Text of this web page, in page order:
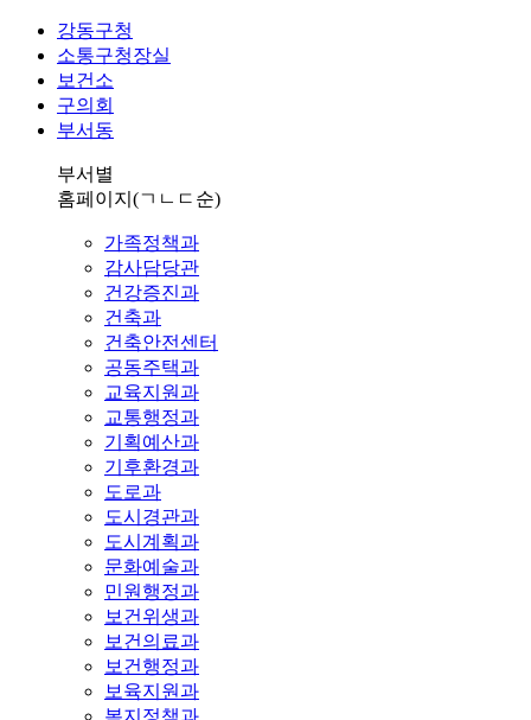
강동구청
소통구청장실
보건소
구의회
부서동
부서별
홈페이지 (ㄱㄴㄷ순)
가족정책과
감사담당관
건강증진과
건축과
건축안전센터
공동주택과
교육지원과
교통행정과
기획예산과
기후환경과
도로과
도시경관과
도시계획과
문화예술과
민원행정과
보건위생과
보건의료과
보건행정과
보육지원과
복지정책과